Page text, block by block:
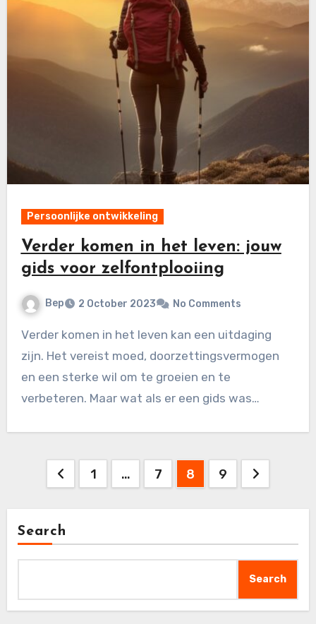
Persoonlijke ontwikkeling
Verder komen in het leven: jouw
gids voor zelfontplooiing
Bep 2 October 2023 No Comments
Verder komen in het leven kan een uitdaging
zijn. Het vereist moed, doorzettingsvermogen
en een sterke wil om te groeien en te
verbeteren. Maar wat als er een gids was…
Posts
1 … 7 8 9
Search
Search